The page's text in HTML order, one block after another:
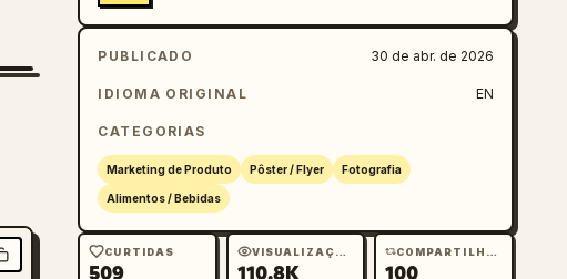
PUBLICADO 30 de abr. de 2026
IDIOMA ORIGINAL EN
CATEGORIAS
Marketing de Produto Pôster / Flyer Fotografia
Alimentos / Bebidas
CURTIDAS
509
VISUALIZAÇÕES
110.8K
COMPARTILHAMENTOS
100